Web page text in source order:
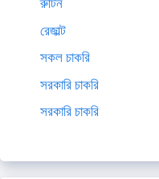
রেজাল্ট
সকল চাকরি
সরকারি চাকরি
সরকারি চাকরি